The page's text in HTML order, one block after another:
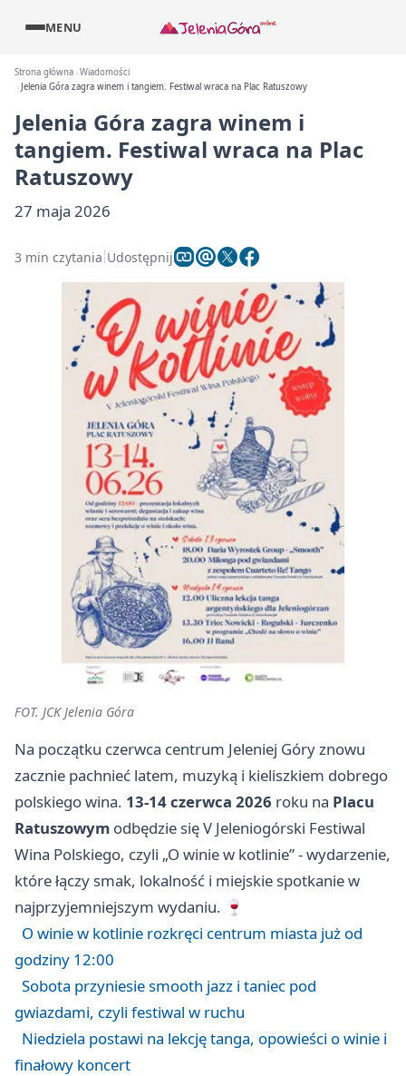
MENU
Strona główna Wiadomości
Jelenia Góra zagra winem i tangiem. Festiwal wraca na Plac Ratuszowy
Jelenia Góra zagra winem i
tangiem. Festiwal wraca na Plac
Ratuszowy
27 maja 2026
3 min czytania Udostępnij
FOT. JCK Jelenia Góra
Na początku czerwca centrum Jeleniej Góry znowu
zacznie pachnieć latem, muzyką i kieliszkiem dobrego
polskiego wina. 13-14 czerwca 2026 roku na Placu
Ratuszowym odbędzie się V Jeleniogórski Festiwal
Wina Polskiego, czyli „O winie w kotlinie” - wydarzenie,
które łączy smak, lokalność i miejskie spotkanie w
najprzyjemniejszym wydaniu. 🍷
O winie w kotlinie rozkręci centrum miasta już od
godziny 12:00
Sobota przyniesie smooth jazz i taniec pod
gwiazdami, czyli festiwal w ruchu
Niedziela postawi na lekcję tanga, opowieści o winie i
finałowy koncert